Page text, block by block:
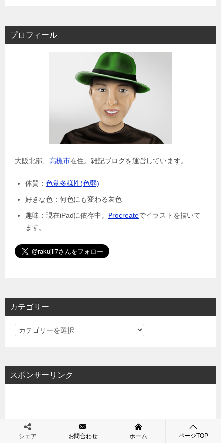
プロフィール
大阪北部、 高槻市在住。雑記ブログを運営しています。
体質： 色覚多様性(色弱)
好きな色：何色にも変わる灰色
趣味：現在iPadに依存中。 Procreateでイラストを描いて
ます。
カテゴリー
カ
リ
ー
スポンサーリンク
シェア お問合わせ ホーム ページTOP